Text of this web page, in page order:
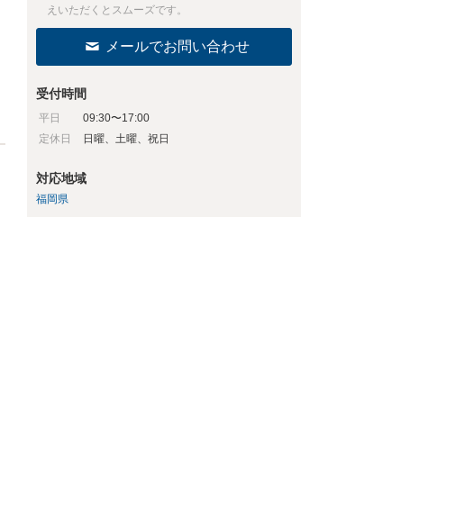
えいただくとスムーズです。
メールでお問い合わせ
受付時間
平日
09:30〜17:00
定休日
日曜、土曜、祝日
対応地域
福岡県